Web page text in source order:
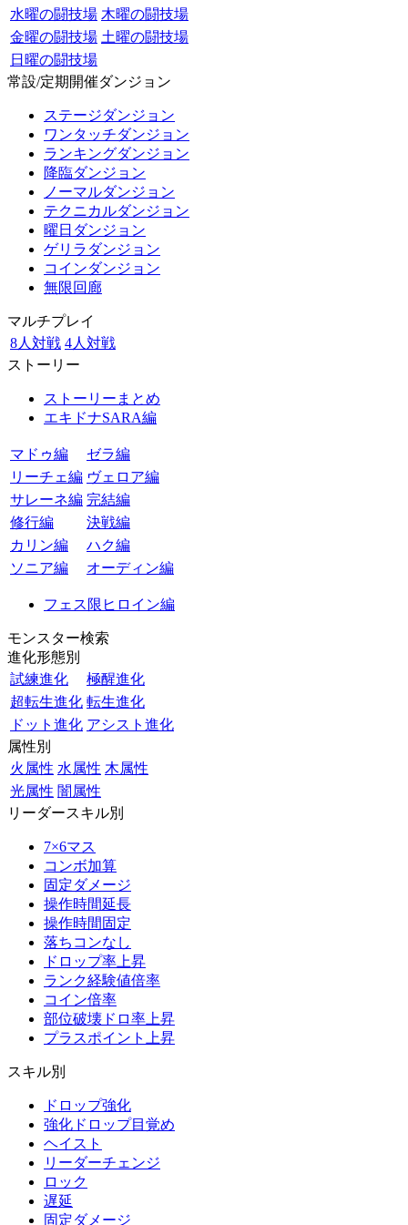
水曜の闘技場 木曜の闘技場
金曜の闘技場 土曜の闘技場
日曜の闘技場
常設/定期開催ダンジョン
ステージダンジョン
ワンタッチダンジョン
ランキングダンジョン
降臨ダンジョン
ノーマルダンジョン
テクニカルダンジョン
曜日ダンジョン
ゲリラダンジョン
コインダンジョン
無限回廊
マルチプレイ
8人対戦 4人対戦
ストーリー
ストーリーまとめ
エキドナSARA編
マドゥ編
ゼラ編
リーチェ編 ヴェロア編
サレーネ編 完結編
修行編
決戦編
カリン編
ハク編
ソニア編
オーディン編
フェス限ヒロイン編
モンスター検索
進化形態別
試練進化
極醒進化
超転生進化 転生進化
ドット進化 アシスト進化
属性別
火属性 水属性 木属性
光属性 闇属性
リーダースキル別
7×6マス
コンボ加算
固定ダメージ
操作時間延長
操作時間固定
落ちコンなし
ドロップ率上昇
ランク経験値倍率
コイン倍率
部位破壊ドロ率上昇
プラスポイント上昇
スキル別
ドロップ強化
強化ドロップ目覚め
ヘイスト
リーダーチェンジ
ロック
遅延
固定ダメージ